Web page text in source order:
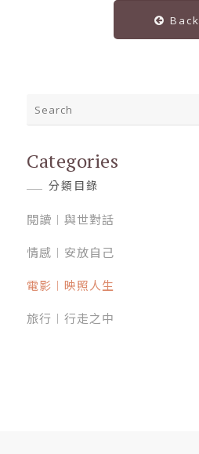
Categories
分類目錄
閱讀︱與世對話
情感︱安放自己
電影︱映照人生
旅行︱行走之中
Back